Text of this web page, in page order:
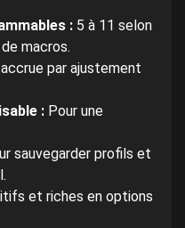
: 5 à 11 selon
macros.
par ajustement
: Pour une
sauvegarder profils et
et riches en options